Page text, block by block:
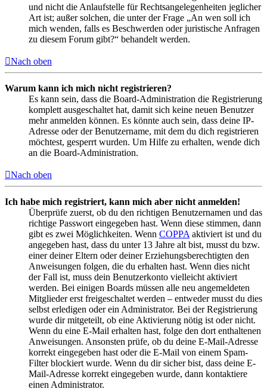
und nicht die Anlaufstelle für Rechtsangelegenheiten jeglicher
Art ist; außer solchen, die unter der Frage „An wen soll ich
mich wenden, falls es Beschwerden oder juristische Anfragen
zu diesem Forum gibt?“ behandelt werden.
Nach oben
Warum kann ich mich nicht registrieren?
Es kann sein, dass die Board-Administration die Registrierung
komplett ausgeschaltet hat, damit sich keine neuen Benutzer
mehr anmelden können. Es könnte auch sein, dass deine IP-
Adresse oder der Benutzername, mit dem du dich registrieren
möchtest, gesperrt wurden. Um Hilfe zu erhalten, wende dich
an die Board-Administration.
Nach oben
Ich habe mich registriert, kann mich aber nicht anmelden!
Überprüfe zuerst, ob du den richtigen Benutzernamen und das
richtige Passwort eingegeben hast. Wenn diese stimmen, dann
gibt es zwei Möglichkeiten. Wenn COPPA aktiviert ist und du
angegeben hast, dass du unter 13 Jahre alt bist, musst du bzw.
einer deiner Eltern oder deiner Erziehungsberechtigten den
Anweisungen folgen, die du erhalten hast. Wenn dies nicht
der Fall ist, muss dein Benutzerkonto vielleicht aktiviert
werden. Bei einigen Boards müssen alle neu angemeldeten
Mitglieder erst freigeschaltet werden – entweder musst du dies
selbst erledigen oder ein Administrator. Bei der Registrierung
wurde dir mitgeteilt, ob eine Aktivierung nötig ist oder nicht.
Wenn du eine E-Mail erhalten hast, folge den dort enthaltenen
Anweisungen. Ansonsten prüfe, ob du deine E-Mail-Adresse
korrekt eingegeben hast oder die E-Mail von einem Spam-
Filter blockiert wurde. Wenn du dir sicher bist, dass deine E-
Mail-Adresse korrekt eingegeben wurde, dann kontaktiere
einen Administrator.